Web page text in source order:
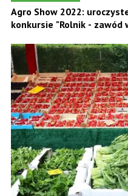
Agro Show 2022:
konkursie "Rolnik - zawód